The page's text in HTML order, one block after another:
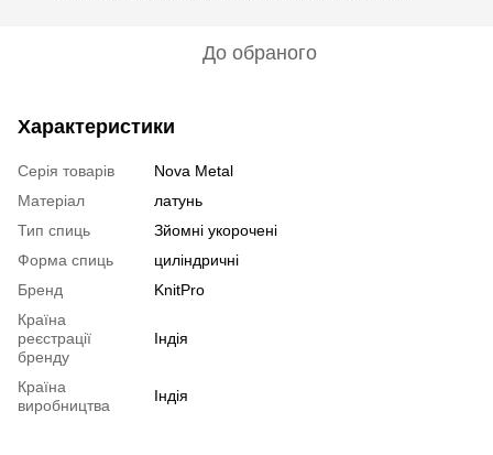
До обраного
Характеристики
Серія товарів
Nova Metal
Матеріал
латунь
Тип спиць
Зйомні укорочені
Форма спиць
циліндричні
Бренд
KnitPro
Країна
реєстрації
бренду
Індія
Країна
виробництва
Індія